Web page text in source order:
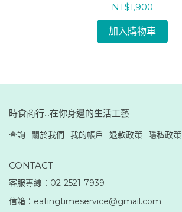
NT$1,900
加入購物車
時食商行...在你身邊的生活工藝
查詢 關於我們 我的帳戶 退款政策 隱私政策
CONTACT
客服專線：02-2521-7939
信箱：eatingtimeservice@gmail.com